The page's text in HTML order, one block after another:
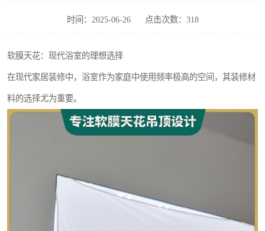
时间：2025-06-26 点击次数：318
软膜天花：现代浴室的理想选择
在现代家居装修中，浴室作为家庭中使用频率极高的空间，其装修材
料的选择尤为重要。